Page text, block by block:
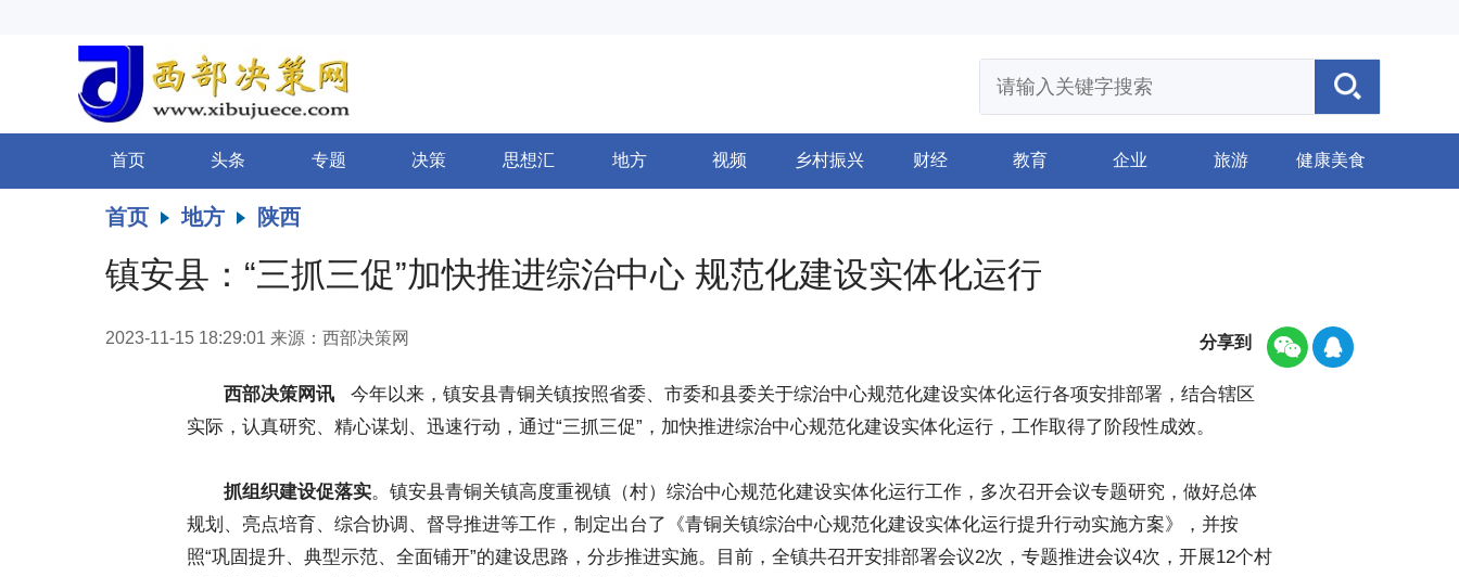
首页 头条 专题 决策 思想汇 地方 视频 乡村振兴 财经 教育 企业 旅游 健康美食
首页 地方 陕西
镇安县：“三抓三促”加快推进综治中心 规范化建设实体化运行
2023-11-15 18:29:01 来源：西部决策网 分享到
西部决策网讯 今年以来，镇安县青铜关镇按照省委、市委和县委关于综治中心规范化建设实体化运行各项安排部署，结合辖区
实际，认真研究、精心谋划、迅速行动，通过“三抓三促”，加快推进综治中心规范化建设实体化运行，工作取得了阶段性成效。
抓组织建设促落实。镇安县青铜关镇高度重视镇（村）综治中心规范化建设实体化运行工作，多次召开会议专题研究，做好总体
规划、亮点培育、综合协调、督导推进等工作，制定出台了《青铜关镇综治中心规范化建设实体化运行提升行动实施方案》，并按
照“巩固提升、典型示范、全面铺开”的建设思路，分步推进实施。目前，全镇共召开安排部署会议2次，专题推进会议4次，开展12个村